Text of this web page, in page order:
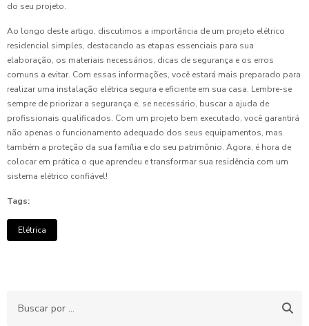
do seu projeto.
Ao longo deste artigo, discutimos a importância de um projeto elétrico
residencial simples, destacando as etapas essenciais para sua
elaboração, os materiais necessários, dicas de segurança e os erros
comuns a evitar. Com essas informações, você estará mais preparado para
realizar uma instalação elétrica segura e eficiente em sua casa. Lembre-se
sempre de priorizar a segurança e, se necessário, buscar a ajuda de
profissionais qualificados. Com um projeto bem executado, você garantirá
não apenas o funcionamento adequado dos seus equipamentos, mas
também a proteção da sua família e do seu patrimônio. Agora, é hora de
colocar em prática o que aprendeu e transformar sua residência com um
sistema elétrico confiável!
Tags:
Elétrica